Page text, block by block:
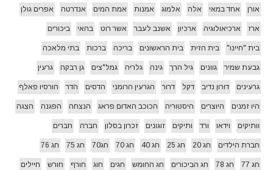
אורן אחד במאי אלה אלמוג אמנות אמת המים אנדרטה אפרים גולן
ארז ארכיאולוגיה ארכיון אשנב לעבר אשר רוט בהאי ביכורים
בית "חיינו" בית הזית בית הראשונים בריכה ברכות בתי מלאכה
גבעת שמיר גוונים גיל הרך גינה גלריה גמל"צים גן רבקה גרעין
גרעינים דורון נדיב דקל דרור הגרעין הרומני הדסים הדר הורסיו פאלף
היו זמנים היוצרים היסטוריה הכוכב האדום פראג הנצחה הפגנה הצגה
וותיקים וידאו ורד ותיקים זוגונים זכרון בסלון חברה חברים
חברת הילדים חג 20 חג 25 חג 40 חג 70 חג70 חג 75 חג 76
חג 77 חג 78 חג הביכורים חג החומש חגים חוג חורף חורש חיילים